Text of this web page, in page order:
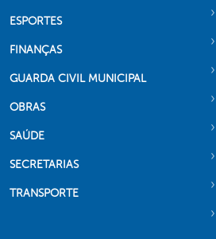
ESPORTES
FINANÇAS
GUARDA CIVIL MUNICIPAL
OBRAS
SAÚDE
SECRETARIAS
TRANSPORTE